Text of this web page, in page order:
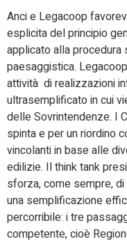
Anci e Legacoop
esplicita del principio
applicato alla
paesaggistica.
attività di realizzazioni
ultrasemplificato in cui
delle Sovrintendenze. I
spinta e per un riordino
vincolanti in base alle
edilizie. Il think tank
sforza, come sempre,
una semplificazione
percorribile: i tre
competente, cioè